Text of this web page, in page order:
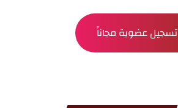
تسجيل عضوية مجاناً